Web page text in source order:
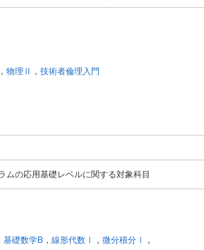
， 物理Ⅱ ， 技術者倫理入門
ムの応用基礎レベルに関する対象科目
基礎数学B ， 線形代数Ⅰ ， 微分積分Ⅰ
，